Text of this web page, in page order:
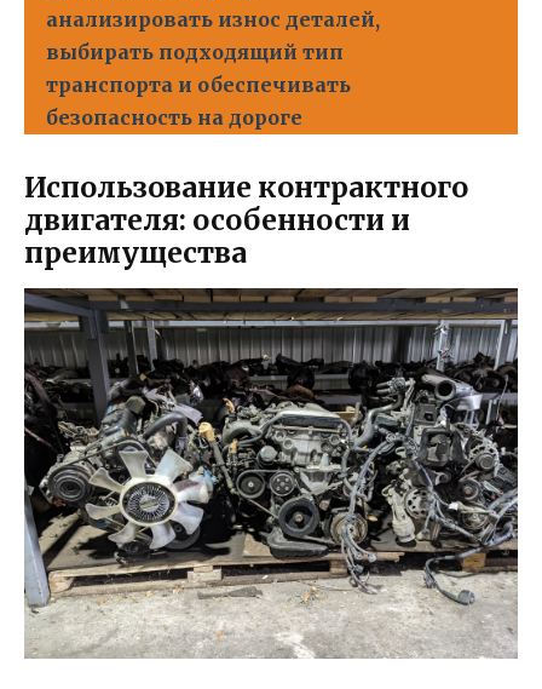
анализировать износ деталей,
выбирать подходящий тип
транспорта и обеспечивать
безопасность на дороге
Использование контрактного
двигателя: особенности и
преимущества